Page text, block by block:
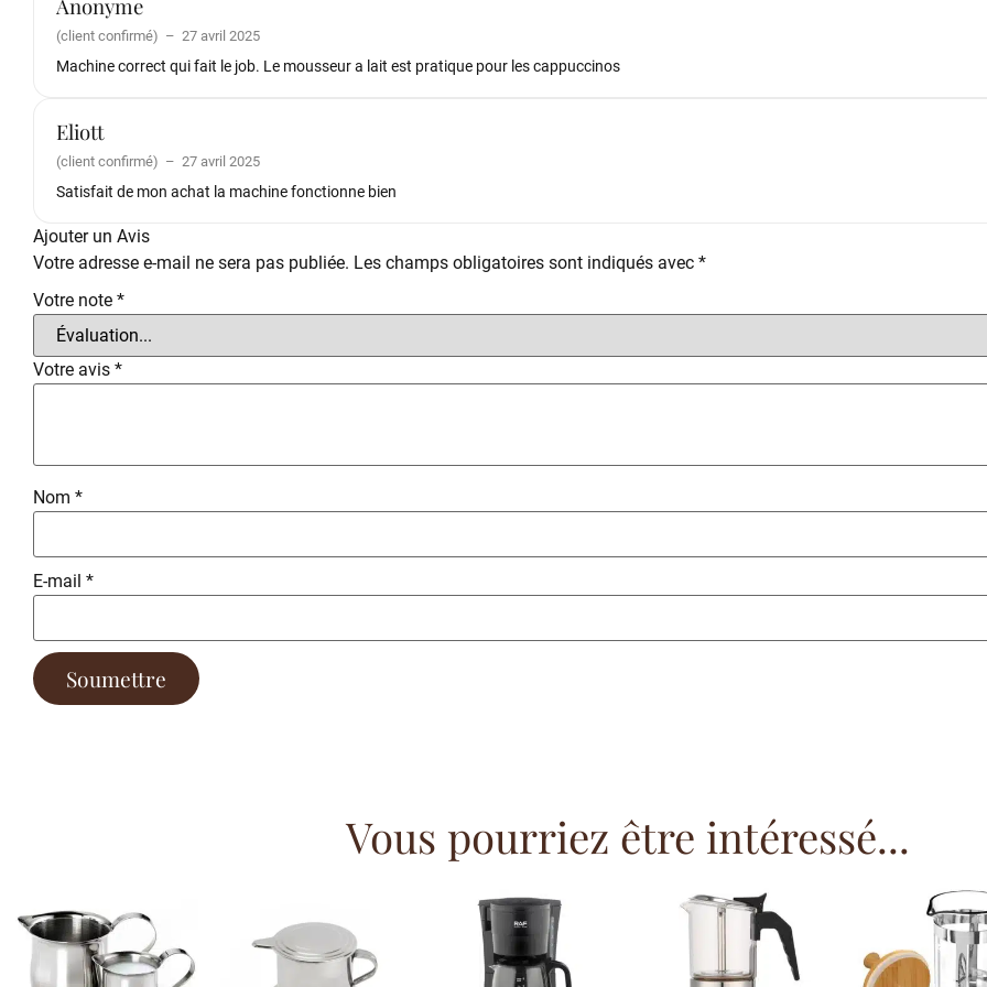
Anonyme
(client confirmé) – 27 avril 2025
Machine correct qui fait le job. Le mousseur a lait est pratique pour les cappuccinos
Eliott
(client confirmé) – 27 avril 2025
Satisfait de mon achat la machine fonctionne bien
Ajouter un Avis
Votre adresse e-mail ne sera pas publiée. Les champs obligatoires sont indiqués avec *
Votre note *
Votre avis *
Nom *
E-mail *
Vous pourriez être intéressé...